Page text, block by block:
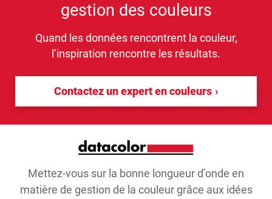
gestion des couleurs
Quand les données rencontrent la couleur,
l’inspiration rencontre les résultats.
Contactez un expert en couleurs
Mettez-vous sur la bonne longueur d’onde en
matière de gestion de la couleur grâce aux idées